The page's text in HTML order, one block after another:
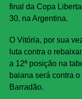
final da Copa
30, na Argentina.
O Vitória, por sua
luta contra o
a 12ª posição na
baiana será contra
Barradão.